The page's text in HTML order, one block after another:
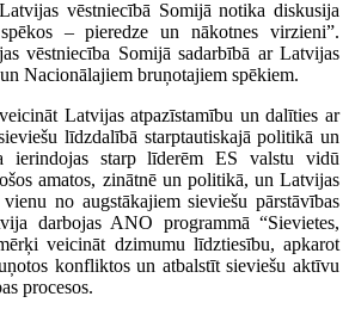
vēstniecībā Somijā notika diskusija
– pieredze un nākotnes virzieni”.
vēstniecība Somijā sadarbībā ar Latvijas
Nacionālajiem bruņotajiem spēkiem.
Latvijas atpazīstamību un dalīties ar
līdzdalībā starptautiskajā politikā un
ierindojas starp līderēm ES valstu vidū
amatos, zinātnē un politikā, un Latvijas
no augstākajiem sieviešu pārstāvības
darbojas ANO programmā “Sievietes,
veicināt dzimumu līdztiesību, apkarot
konfliktos un atbalstīt sieviešu aktīvu
procesos.